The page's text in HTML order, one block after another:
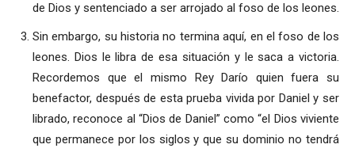
de Dios y sentenciado a ser arrojado al foso de los leones.
Sin embargo, su historia no termina aquí, en el foso de los
leones. Dios le libra de esa situación y le saca a victoria.
Recordemos que el mismo Rey Darío quien fuera su
benefactor, después de esta prueba vivida por Daniel y ser
librado, reconoce al “Dios de Daniel” como “el Dios viviente
que permanece por los siglos y que su dominio no tendrá